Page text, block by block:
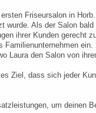
Friseursalon in
Als der Salon
ihrer Kunden gerecht
Laura den Salon von
Ziel, dass sich jeder
um deinen